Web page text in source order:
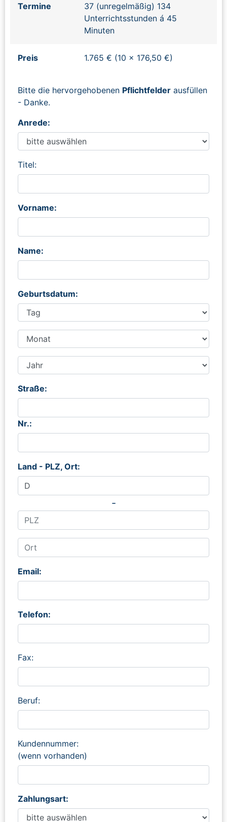
Termine
37 (unregelmäßig) 134
Unterrichtsstunden á 45
Minuten
Preis 1.765 € (10 x 176,50 €)
Bitte die hervorgehobenen Pflichtfelder ausfüllen
- Danke.
Anrede:
Titel:
Vorname:
Name:
Geburtsdatum:
Straße:
Nr.:
Land - PLZ, Ort:
-
Email:
Telefon:
Fax:
Beruf:
Kundennummer:
(wenn vorhanden)
Zahlungsart: